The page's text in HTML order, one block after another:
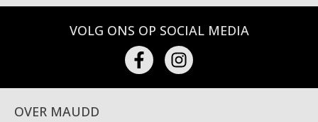
VOLG ONS OP SOCIAL MEDIA
OVER MAUDD